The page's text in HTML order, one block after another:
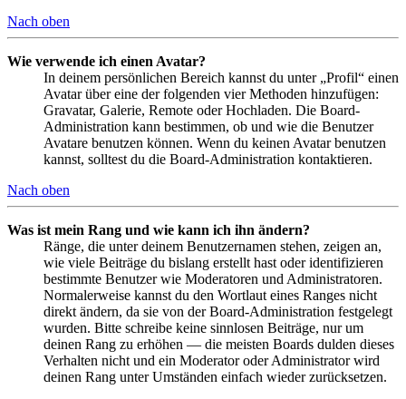
Nach oben
Wie verwende ich einen Avatar?
In deinem persönlichen Bereich kannst du unter „Profil“ einen
Avatar über eine der folgenden vier Methoden hinzufügen:
Gravatar, Galerie, Remote oder Hochladen. Die Board-
Administration kann bestimmen, ob und wie die Benutzer
Avatare benutzen können. Wenn du keinen Avatar benutzen
kannst, solltest du die Board-Administration kontaktieren.
Nach oben
Was ist mein Rang und wie kann ich ihn ändern?
Ränge, die unter deinem Benutzernamen stehen, zeigen an,
wie viele Beiträge du bislang erstellt hast oder identifizieren
bestimmte Benutzer wie Moderatoren und Administratoren.
Normalerweise kannst du den Wortlaut eines Ranges nicht
direkt ändern, da sie von der Board-Administration festgelegt
wurden. Bitte schreibe keine sinnlosen Beiträge, nur um
deinen Rang zu erhöhen — die meisten Boards dulden dieses
Verhalten nicht und ein Moderator oder Administrator wird
deinen Rang unter Umständen einfach wieder zurücksetzen.